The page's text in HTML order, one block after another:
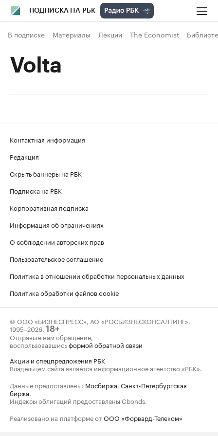
ПОДПИСКА НА РБК
В подписке Материалы Лекции The Economist
Volta
Контактная информация
Редакция
Скрыть баннеры на РБК
Подписка на РБК
Корпоративная подписка
Информация об ограничениях
О соблюдении авторских прав
Пользовательское соглашение
Политика в отношении обработки персональных данных
Политика обработки файлов cookie
© ООО «БИЗНЕСПРЕСС», АО «РОСБИЗНЕСКОНСАЛТИНГ»,
1995–2026. 18+
Отправьте нам обращение,
воспользовавшисьформой обратной связи
Акции и спецпредложения РБК
Владельцем сайта является информационное агентство «РБК».
Данные предоставлены: Мосбиржа, Санкт-Петербургская
биржа.
Индексы облигаций предоставлены Cbonds.
Реализовано на платформе от ООО «Форвард-Телеком»